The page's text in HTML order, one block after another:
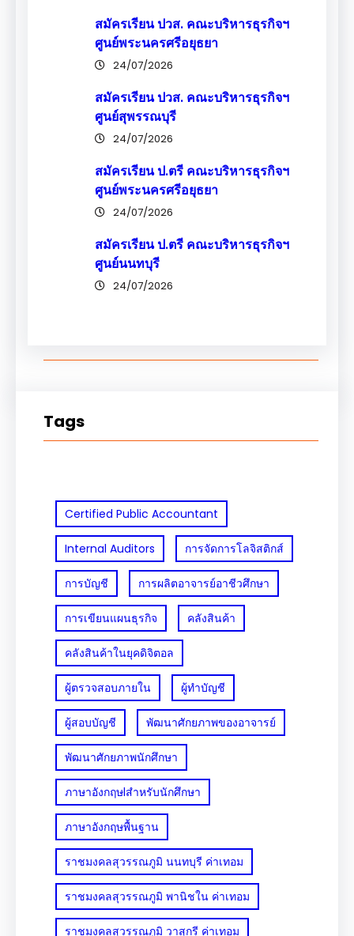
สมัครเรียน ปวส. คณะบริหารธุรกิจฯ
ศูนย์พระนครศรีอยุธยา
24/07/2026
สมัครเรียน ปวส. คณะบริหารธุรกิจฯ
ศูนย์สุพรรณบุรี
24/07/2026
สมัครเรียน ป.ตรี คณะบริหารธุรกิจฯ
ศูนย์พระนครศรีอยุธยา
24/07/2026
สมัครเรียน ป.ตรี คณะบริหารธุรกิจฯ
ศูนย์นนทบุรี
24/07/2026
Tags
Certified Public Accountant
Internal Auditors การจัดการโลจิสติกส์
การบัญชี การผลิตอาจารย์อาชีวศึกษา
การเขียนแผนธุรกิจ คลังสินค้า
คลังสินค้าในยุคดิจิตอล
ผู้ตรวจสอบภายใน ผู้ทำบัญชี
ผู้สอบบัญชี พัฒนาศักยภาพของอาจารย์
พัฒนาศักยภาพนักศึกษา
ภาษาอังกฤษlสำหรับนักศึกษา
ภาษาอังกฤษพื้นฐาน
ราชมงคลสุวรรณภูมิ นนทบุรี ค่าเทอม
ราชมงคลสุวรรณภูมิ พานิชใน ค่าเทอม
ราชมงคลสุวรรณภูมิ วาสุกรี ค่าเทอม